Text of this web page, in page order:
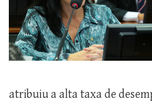
atribuiu a alta taxa de